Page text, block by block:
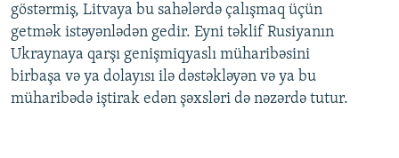
göstərmiş, Litvaya bu sahələrdə çalışmaq üçün
getmək istəyənlədən gedir. Eyni təklif Rusiyanın
Ukraynaya qarşı genişmiqyaslı müharibəsini
birbaşa və ya dolayısı ilə dəstəkləyən və ya bu
müharibədə iştirak edən şəxsləri də nəzərdə tutur.